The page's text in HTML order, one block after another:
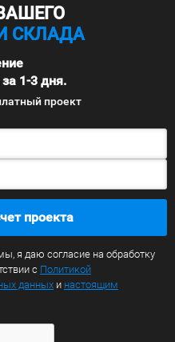
СКЛАДА
1-3 дня.
проект
проекта
я даю согласие на обработку
с Политикой
данных и настоящим